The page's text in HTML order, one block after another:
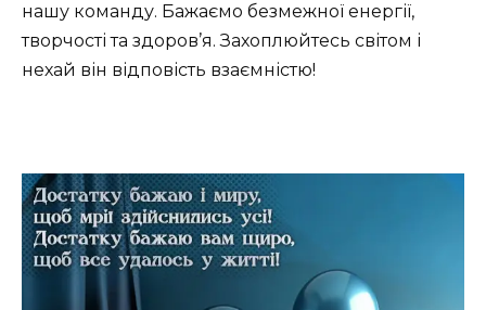
нашу команду. Бажаємо безмежної енергії,
творчості та здоров’я. Захоплюйтесь світом і
нехай він відповість взаємністю!